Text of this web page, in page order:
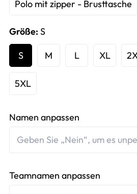
Polo mit zipper - Brusttasche
Größe: S
S M L XL
5XL
Namen anpassen
Teamnamen anpassen